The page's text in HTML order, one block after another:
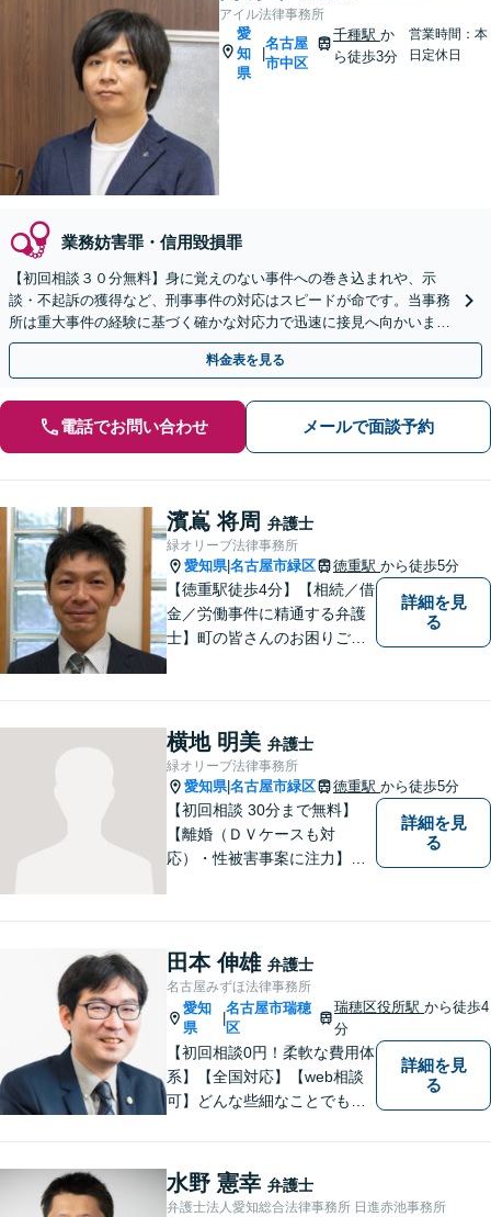
アイル法律事務所
愛
知
県
名古屋
市中区
千種駅 か
ら徒歩3分
営業時間：本
日定休日
業務妨害罪・信用毀損罪
【初回相談３０分無料】身に覚えのない事件への巻き込まれや、示
談・不起訴の獲得など、刑事事件の対応はスピードが命です。当事務
所は重大事件の経験に基づく確かな対応力で迅速に接見へ向かいま
す。ご家族からのご相談も可能。LINE予約対応です。
料金表を見る
電話でお問い合わせ メールで面談予約
濱嶌 将周 弁護士
緑オリーブ法律事務所
愛知県|名古屋市緑区 徳重駅 から徒歩5分
【徳重駅徒歩4分】【相続／借
金／労働事件に精通する弁護
士】町の皆さんのお困りごと
バー等の情報問題にも意欲高
く取り組みます。お困りごと
があれば。お気軽にご相談く
ださい。
詳細を見
る
横地 明美 弁護士
緑オリーブ法律事務所
愛知県|名古屋市緑区 徳重駅 から徒歩5分
【初回相談 30分まで無料】
【離婚（ＤＶケースも対
応）・性被害事案に注力】
詳細を見
る
田本 伸雄 弁護士
名古屋みずほ法律事務所
愛知
県
名古屋市瑞穂
区
瑞穂区役所駅から徒歩4
分
【初回相談0円！柔軟な費用体
系】【全国対応】【web相談
可】どんな些細なことでもお
ターネット／削除請求や開示
請求、利用規約などのトラブ
ルはお任せ！相続／感情面の
詳細を見
る
水野 憲幸 弁護士
弁護士法人愛知総合法律事務所 日進赤池事務所